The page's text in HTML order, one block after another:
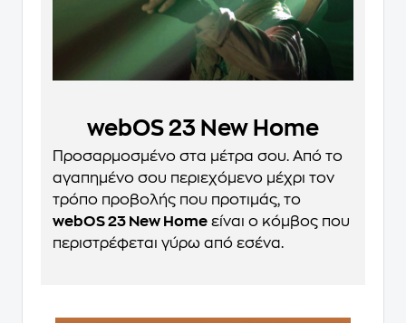
webOS 23 New Home
Προσαρμοσμένο στα μέτρα σου. Από το
αγαπημένο σου περιεχόμενο μέχρι τον
τρόπο προβολής που προτιμάς, το
webOS 23 New Home είναι ο κόμβος που
περιστρέφεται γύρω από εσένα.